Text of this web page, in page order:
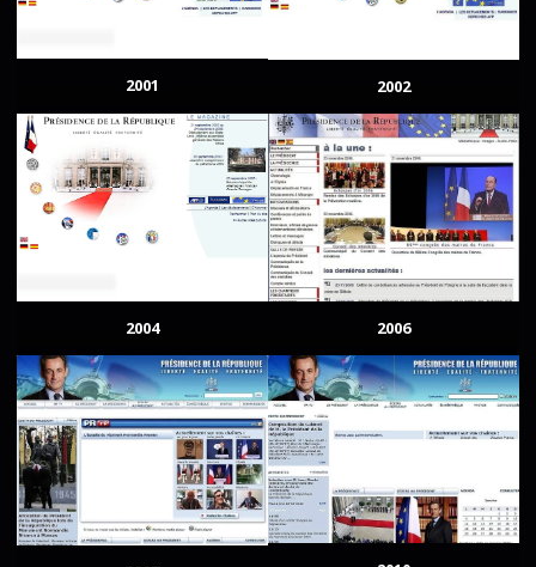
2001 2002
2004 2006